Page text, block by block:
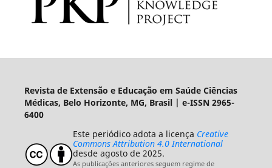
Revista de Extensão e Educação em Saúde Ciências
Médicas, Belo Horizonte, MG, Brasil | e-ISSN 2965-
6400
Este periódico adota a licença Creative
Commons Attribution 4.0 International
desde agosto de 2025.
As publicações anteriores seguem regime de